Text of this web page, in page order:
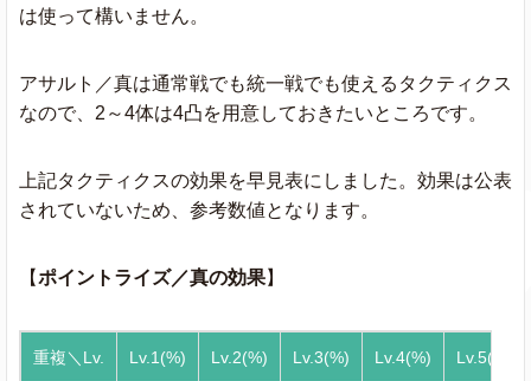
は使って構いません。
アサルト／真は通常戦でも統一戦でも使えるタクティクス
なので、2～4体は4凸を用意しておきたいところです。
上記タクティクスの効果を早見表にしました。効果は公表
されていないため、参考数値となります。
【ポイントライズ／真の効果】
重複＼Lv. Lv.1(%) Lv.2(%) Lv.3(%) Lv.4(%) Lv.5(%)